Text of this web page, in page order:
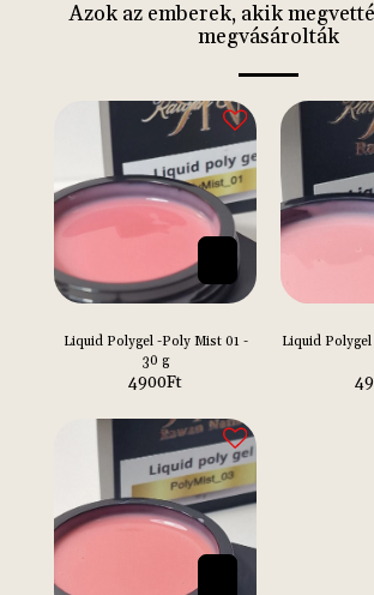
Azok az emberek, akik
megvásárolták
Liquid Polygel -Poly Mist 01 -
30 g
4900Ft
Liquid